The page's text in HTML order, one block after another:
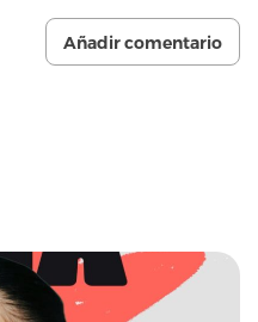
Añadir comentario